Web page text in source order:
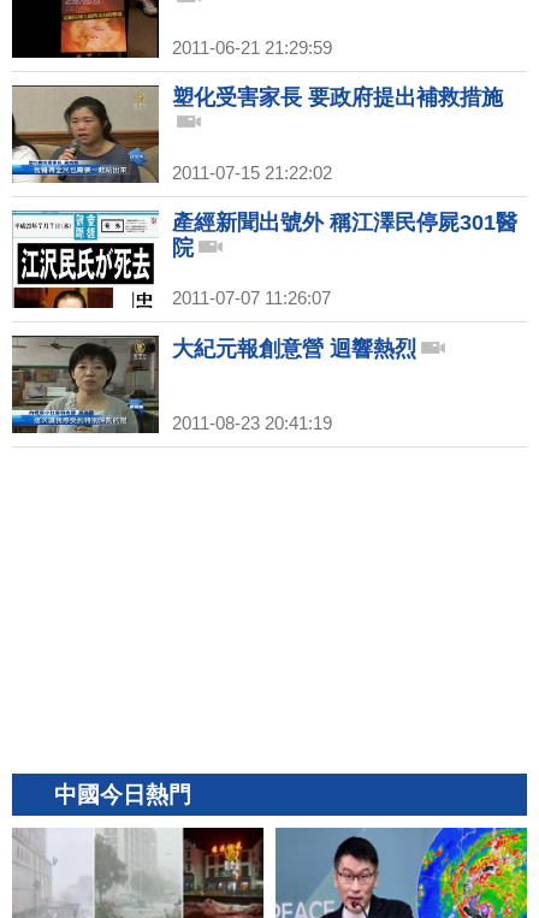
2011-06-21 21:29:59
塑化受害家長 要政府提出補救措施
2011-07-15 21:22:02
產經新聞出號外 稱江澤民停屍301醫
院
2011-07-07 11:26:07
大紀元報創意營 迴響熱烈
2011-08-23 20:41:19
中國今日熱門